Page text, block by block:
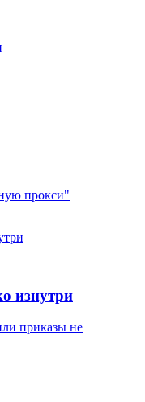
прокси"
изнутри
приказы не